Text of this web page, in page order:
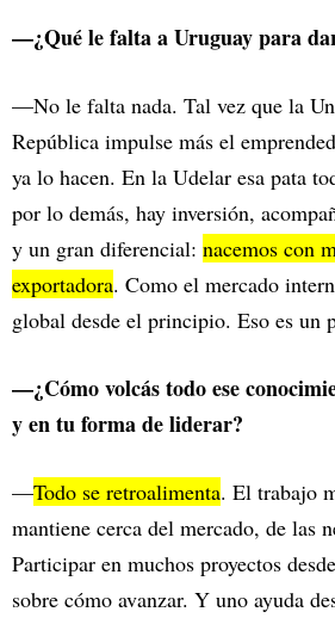
—¿Qué le falta a Uruguay para
—No le falta nada. Tal vez que la
República impulse más el
ya lo hacen. En la Udelar esa pata
por lo demás, hay inversión,
y un gran diferencial: nacemos con
exportadora. Como el mercado
global desde el principio. Eso es un
—¿Cómo volcás todo ese
y en tu forma de liderar?
—Todo se retroalimenta. El trabajo
mantiene cerca del mercado, de las
Participar en muchos proyectos
sobre cómo avanzar. Y uno ayuda